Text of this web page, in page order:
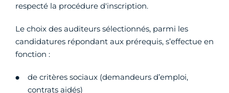
respecté la procédure d'inscription.
Le choix des auditeurs sélectionnés, parmi les
candidatures répondant aux prérequis, s’effectue en
fonction :
de critères sociaux (demandeurs d’emploi,
contrats aidés)